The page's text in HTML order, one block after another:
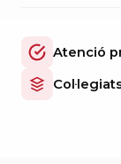
Atenció